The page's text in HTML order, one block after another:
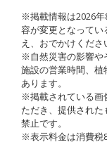
※掲載情報は2026
容が変更となってい
え、おでかけくださ
※自然災害の影響や
施設の営業時間、
あります。
※掲載されている画
ただき、提供され
禁止です。
※表示料金は消費税